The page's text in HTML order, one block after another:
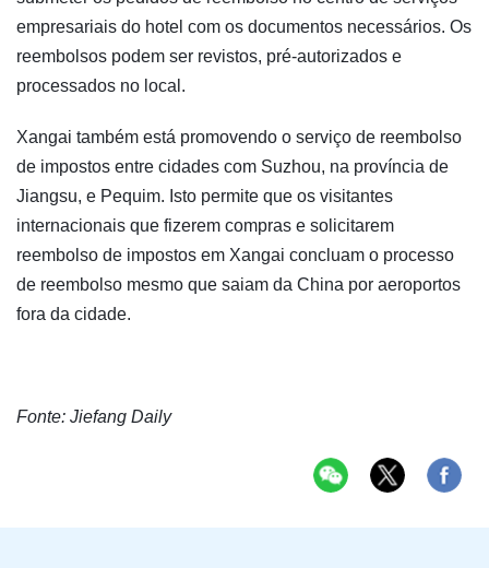
empresariais do hotel com os documentos necessários. Os
reembolsos podem ser revistos, pré-autorizados e
processados no local.
Xangai também está promovendo o serviço de reembolso
de impostos entre cidades com Suzhou, na província de
Jiangsu, e Pequim. Isto permite que os visitantes
internacionais que fizerem compras e solicitarem
reembolso de impostos em Xangai concluam o processo
de reembolso mesmo que saiam da China por aeroportos
fora da cidade.
Fonte: Jiefang Daily